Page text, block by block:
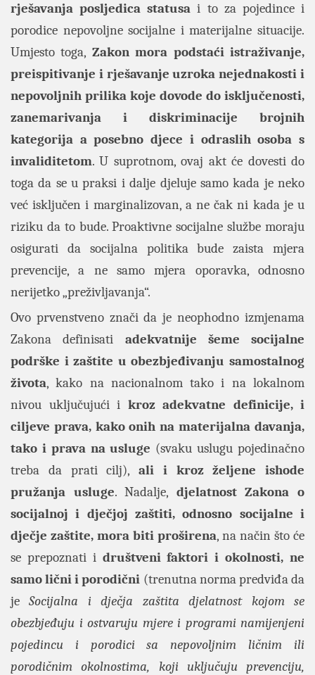
rješavanja posljedica statusa i to za pojedince i
porodice nepovoljne socijalne i materijalne situacije.
Umjesto toga, Zakon mora podstaći istraživanje,
preispitivanje i rješavanje uzroka nejednakosti i
nepovoljnih prilika koje dovode do isključenosti,
zanemarivanja i diskriminacije brojnih
kategorija a posebno djece i odraslih osoba s
invaliditetom. U suprotnom, ovaj akt će dovesti do
toga da se u praksi i dalje djeluje samo kada je neko
već isključen i marginalizovan, a ne čak ni kada je u
riziku da to bude. Proaktivne socijalne službe moraju
osigurati da socijalna politika bude zaista mjera
prevencije, a ne samo mjera oporavka, odnosno
nerijetko „preživljavanja“.
Ovo prvenstveno znači da je neophodno izmjenama
Zakona definisati adekvatnije šeme socijalne
podrške i zaštite u obezbjeđivanju samostalnog
života, kako na nacionalnom tako i na lokalnom
nivou uključujući i kroz adekvatne definicije, i
ciljeve prava, kako onih na materijalna davanja,
tako i prava na usluge (svaku uslugu pojedinačno
treba da prati cilj), ali i kroz željene ishode
pružanja usluge. Nadalje, djelatnost Zakona o
socijalnoj i dječjoj zaštiti, odnosno socijalne i
dječje zaštite, mora biti proširena, na način što će
se prepoznati i društveni faktori i okolnosti, ne
samo lični i porodični (trenutna norma predviđa da
jeSocijalna i dječja zaštita djelatnost kojom se
obezbjeđuju i ostvaruju mjere i programi namijenjeni
pojedincu i porodici sa nepovoljnim ličnim ili
porodičnim okolnostima, koji uključuju prevenciju,